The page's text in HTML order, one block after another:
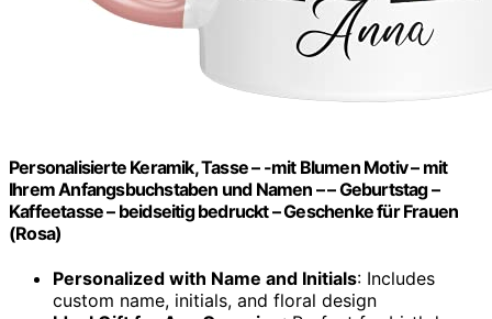
Personalisierte Keramik, Tasse – -mit Blumen Motiv – mit
Ihrem Anfangsbuchstaben und Namen – – Geburtstag –
Kaffeetasse – beidseitig bedruckt – Geschenke für Frauen
(Rosa)
Personalized with Name and Initials: Includes
custom name, initials, and floral design